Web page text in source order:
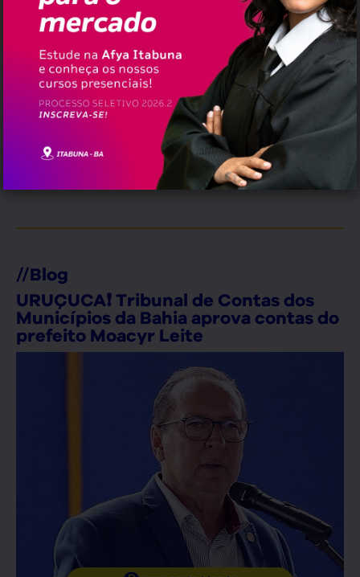
Tags:Bahia,Brasil ,Destaque Educação, Enem
Erramos em quê?
erramos@pauta.blog.br
//Blog
URUÇUCA❗ Tribunal de Contas dos
Municípios da Bahia aprova contas do
prefeito Moacyr Leite